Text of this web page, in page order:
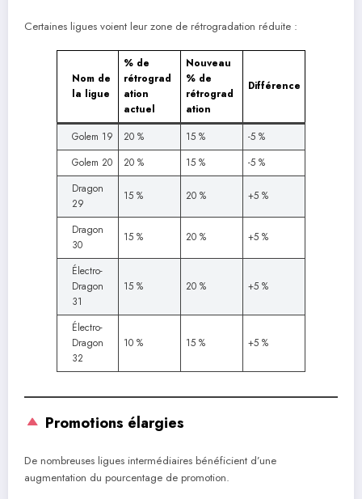
Certaines ligues voient leur zone de rétrogradation réduite :
Nom de
la ligue
% de
rétrograd
ation
actuel
Nouveau
% de
rétrograd
ation
Différence
Golem 19 20 % 15 %
-5 %
Golem 20
20 % 15 %
-5 %
Dragon
29
15 % 20 % +5 %
Dragon
30
15 % 20 % +5 %
Électro-
Dragon
31
15 % 20 % +5 %
Électro-
Dragon
32
10 % 15 % +5 %
Promotions élargies
De nombreuses ligues intermédiaires bénéficient d’une
augmentation du pourcentage de promotion.